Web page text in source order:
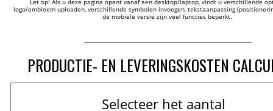
Let op! Als u deze pagina opent vanaf een desktop/laptop, vindt u verschillende
logo/embleem uploaden, verschillende symbolen invoegen, tekstaanpassing
de mobiele versie zijn veel functies beperkt.
PRODUCTIE- EN LEVERINGSKOSTEN